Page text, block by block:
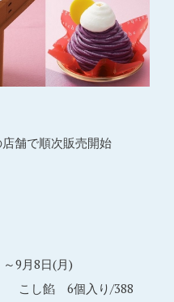
舗で順次販売開始
9月8日(月)
こし餡 6個入り/388